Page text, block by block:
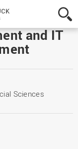
Hochschule
Osnabrück
-
University
of
Sciences
and IT
Sciences